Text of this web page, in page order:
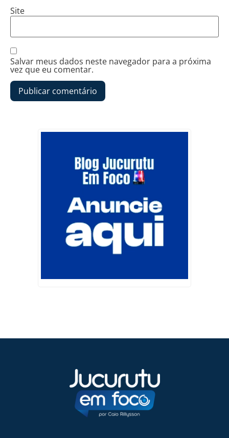
Site
Salvar meus dados neste navegador para a próxima
vez que eu comentar.